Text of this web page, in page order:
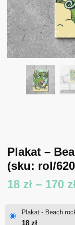
Plakat –
(sku: rol/
18 zł – 170
Plakat - Beach
18 zł